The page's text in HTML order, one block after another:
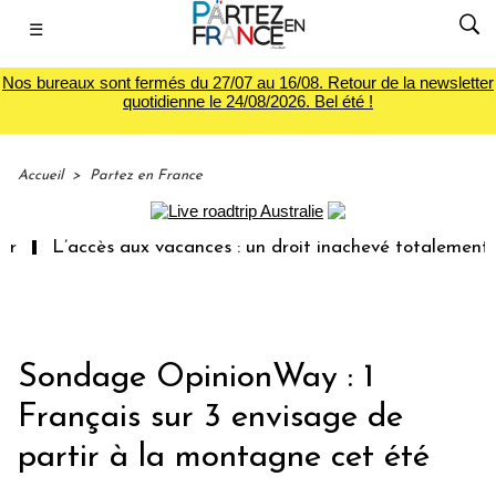
☰
Nos bureaux sont fermés du 27/07 au 16/08. Retour de la newsletter
quotidienne le 24/08/2026. Bel été !
Accueil > Partez en France
L’accès aux vacances : un droit inachevé totalement
Sondage OpinionWay : 1
Français sur 3 envisage de
partir à la montagne cet été